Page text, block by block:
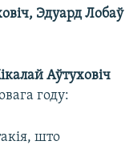
Эдуард Лобаў
Аўтуховіч
году:
што